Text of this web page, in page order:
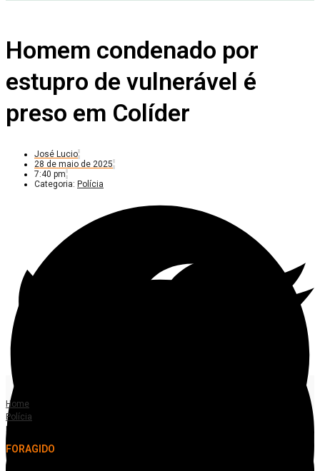
Homem condenado por
estupro de vulnerável é
preso em Colíder
José Lucio
28 de maio de 2025
7:40 pm
Categoria: Polícia
Home
Polícia
Homem condenado por estupro de vulnerável é preso em Colíder
FORAGIDO